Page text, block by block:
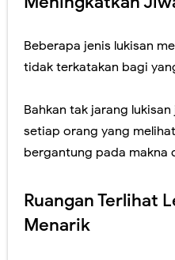
Beberapa jenis lukisan
tidak terkatakan bagi
Bahkan tak jarang
setiap orang yang
bergantung pada makna
Ruangan Terlihat
Menarik